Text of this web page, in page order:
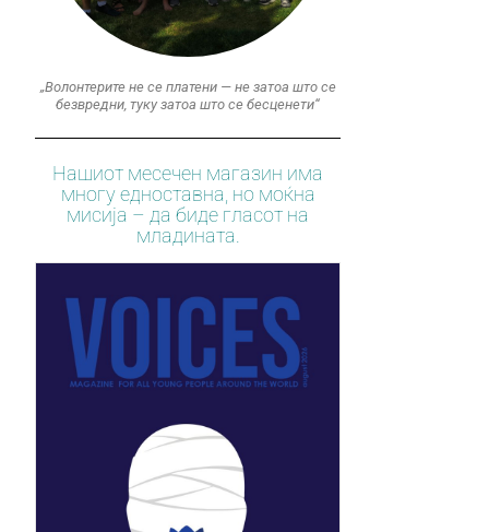
„Волонтерите не се платени — не затоа што се
безвредни, туку затоа што се бесценети“
Нашиот месечен магазин има
многу едноставна, но моќна
мисија – да биде гласот на
младината.